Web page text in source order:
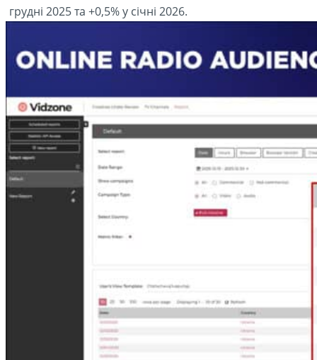
грудні 2025 та +0,5% у січні 2026.